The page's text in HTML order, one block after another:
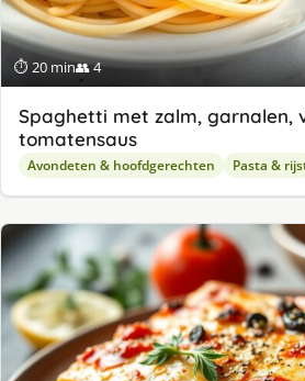
⏱ 20 min👥 4
Spaghetti met zalm, garnalen,
tomatensaus
Avondeten & hoofdgerechten Pasta &